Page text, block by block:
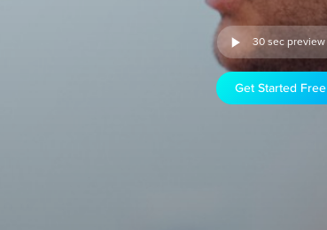
30 sec preview
Get Started Free